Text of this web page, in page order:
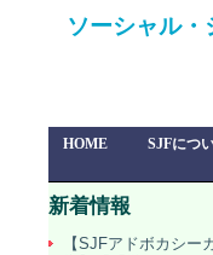
ソーシャル
HOME SJFにつ
新着情報
【SJFアドボカシー